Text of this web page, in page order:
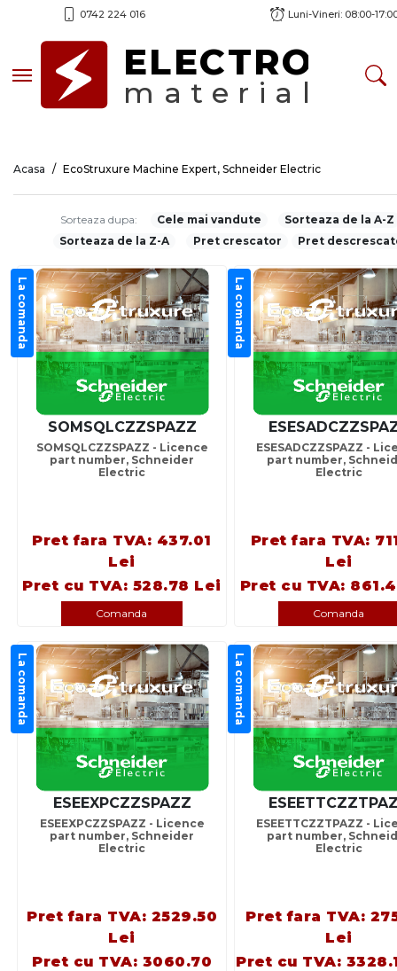
0742 224 016 Luni-Vineri: 08:00-
Toggle navigationELECTRO
material
Acasa EcoStruxure Machine Expert, Schneider Electric
Sorteaza dupa: Cele mai vandute
Sorteaza de la A-Z
Sorteaza de la Z-A
Pret crescator Pret
La comanda
SOMSQLCZZSPAZZ
SOMSQLCZZSPAZZ - Licence
part number, Schneider
Electric
Pret fara TVA: 437.01
Lei
Pret cu TVA: 528.78 Lei
Comanda
La comanda
ESESADCZZSPAZZ -
part number,
Electric
Pret fara TVA:
Lei
Pret cu TVA:
Comanda
La comanda
ESEEXPCZZSPAZZ
ESEEXPCZZSPAZZ - Licence
part number, Schneider
Electric
Pret fara TVA: 2529.50
Lei
Pret cu TVA: 3060.70
La comanda
ESEETTCZZTPAZZ -
part number,
Electric
Pret fara TVA:
Lei
Pret cu TVA: